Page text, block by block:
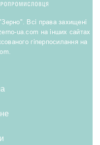
Всі права захищені
ua.com на інших сайтах
гіперпосилання на